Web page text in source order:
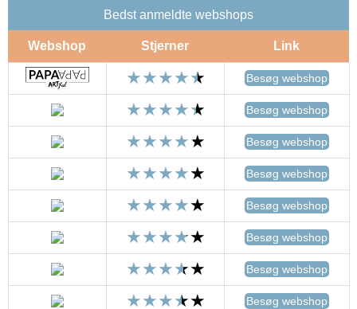
Bedst anmeldte webshops
Webshop Stjerner Link
Besøg webshop
Besøg webshop
Besøg webshop
Besøg webshop
Besøg webshop
Besøg webshop
Besøg webshop
Besøg webshop